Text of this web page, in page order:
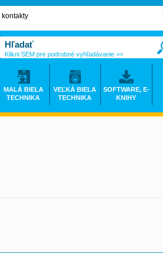
kontakty
Klikni SEM pre podrobné vyhľadávanie >>
MALÁ BIELA
TECHNIKA
VEĽKÁ BIELA
TECHNIKA
SOFTWARE, E-
KNIHY